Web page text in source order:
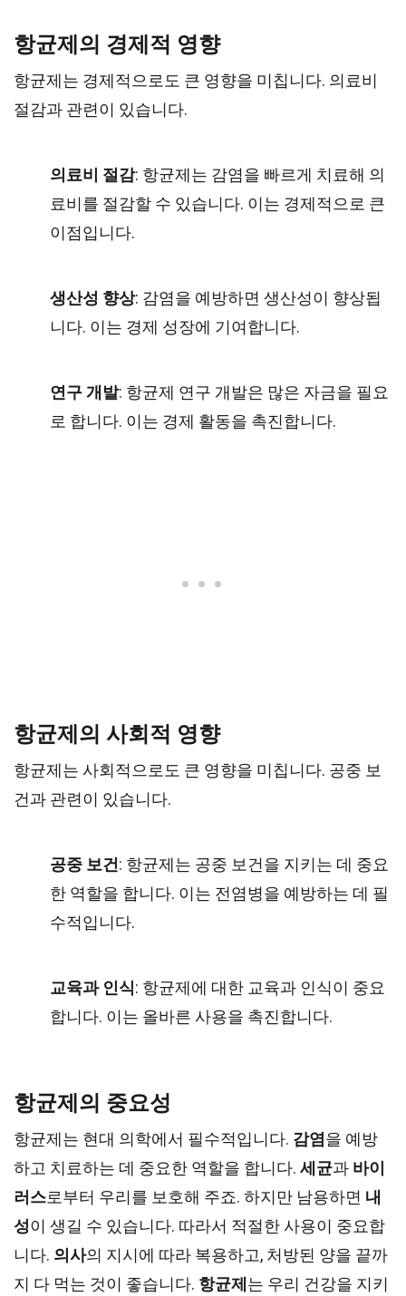
항균제의 경제적 영향
항균제는 경제적으로도 큰 영향을 미칩니다. 의료비
절감과 관련이 있습니다.
의료비 절감: 항균제는 감염을 빠르게 치료해 의
료비를 절감할 수 있습니다. 이는 경제적으로 큰
이점입니다.
생산성 향상: 감염을 예방하면 생산성이 향상됩
니다. 이는 경제 성장에 기여합니다.
연구 개발: 항균제 연구 개발은 많은 자금을 필요
로 합니다. 이는 경제 활동을 촉진합니다.
항균제의 사회적 영향
항균제는 사회적으로도 큰 영향을 미칩니다. 공중 보
건과 관련이 있습니다.
공중 보건: 항균제는 공중 보건을 지키는 데 중요
한 역할을 합니다. 이는 전염병을 예방하는 데 필
수적입니다.
교육과 인식: 항균제에 대한 교육과 인식이 중요
합니다. 이는 올바른 사용을 촉진합니다.
항균제의 중요성
항균제는 현대 의학에서 필수적입니다. 감염을 예방
하고 치료하는 데 중요한 역할을 합니다. 세균과 바이
러스로부터 우리를 보호해 주죠. 하지만 남용하면 내
성이 생길 수 있습니다. 따라서 적절한 사용이 중요합
니다. 의사의 지시에 따라 복용하고, 처방된 양을 끝까
지 다 먹는 것이 좋습니다. 항균제 는 우리 건강을 지키